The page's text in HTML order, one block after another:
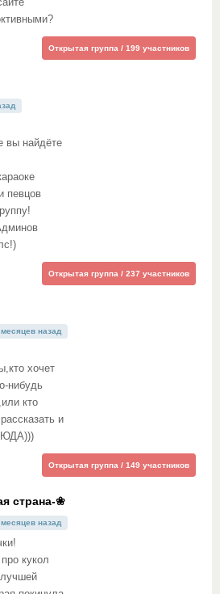
Открытая группа / 199 участников
вы найдёте
певцов
Открытая группа / 237 участников
назад
хочет
нибудь
кто
и
Открытая группа / 149 участников
страна-❀
назад
про кукол